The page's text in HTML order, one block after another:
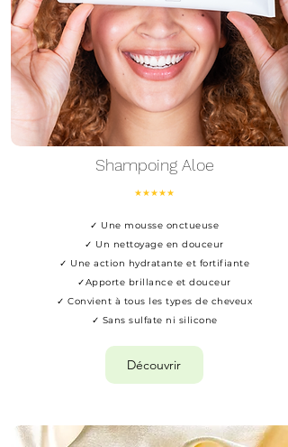
Shampoing Aloe
★★★★★
✓ Une mousse onctueuse
✓ Un nettoyage en douceur
✓ Une action hydratante et fortifiante
✓Apporte brillance et douceur
✓ Convient à tous les types de cheveux
✓ Sans sulfate ni silicone
Découvrir